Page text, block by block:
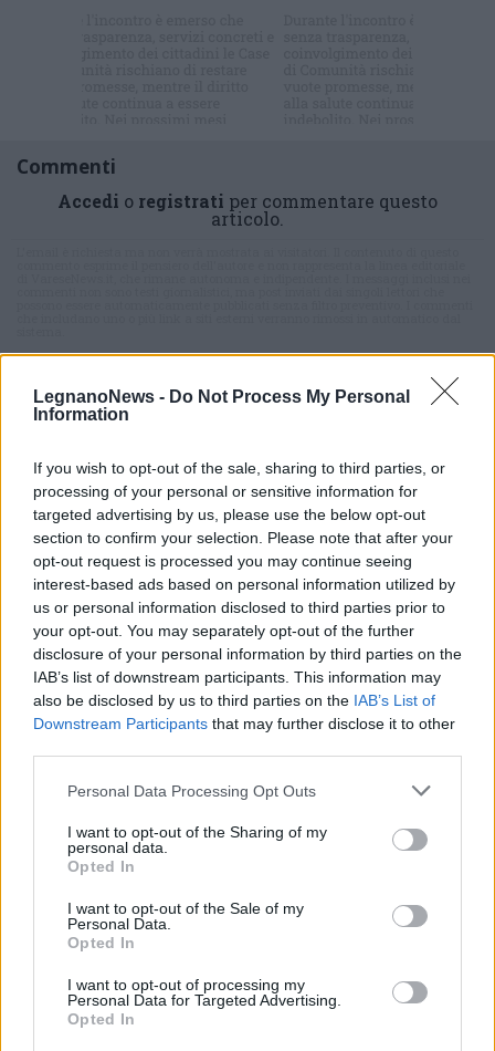
LegnanoNews - Do Not Process My Personal
Information
If you wish to opt-out of the sale, sharing to third parties, or
processing of your personal or sensitive information for
targeted advertising by us, please use the below opt-out
section to confirm your selection. Please note that after your
opt-out request is processed you may continue seeing
interest-based ads based on personal information utilized by
us or personal information disclosed to third parties prior to
your opt-out. You may separately opt-out of the further
disclosure of your personal information by third parties on the
IAB’s list of downstream participants. This information may
also be disclosed by us to third parties on the IAB’s List of
Downstream Participants that may further disclose it to other
Personal Data Processing Opt Outs
I want to opt-out of the Sharing of my
personal data.
Opted In
I want to opt-out of the Sale of my
Personal Data.
Opted In
I want to opt-out of processing my
Personal Data for Targeted Advertising.
Opted In
Commenti
Accedi o registrati per commentare questo
articolo.